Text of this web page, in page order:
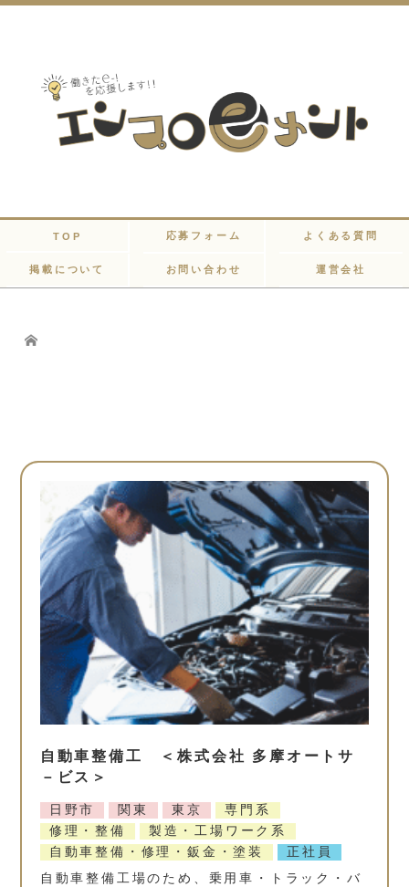
TOP 応募フォーム よくある質問
掲載について お問い合わせ 運営会社
Home
自動車整備工 ＜株式会社 多摩オートサ
－ビス＞
日野市 関東 東京
専門系
修理・整備
製造・工場ワーク系
自動車整備・修理・鈑金・塗装
正社員
自動車整備工場のため、乗用車・トラック・バ